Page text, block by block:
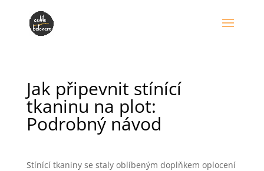
Jak připevnit stínící
tkaninu na plot:
Podrobný návod
Stínící tkaniny se staly oblíbeným doplňkem oplocení